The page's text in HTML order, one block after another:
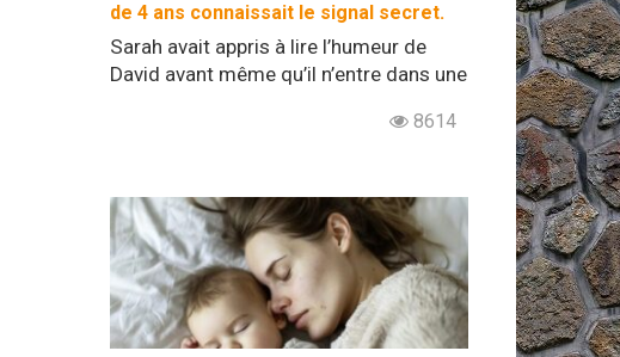
de 4 ans connaissait le signal secret.
Sarah avait appris à lire l’humeur de
David avant même qu’il n’entre dans une
8614